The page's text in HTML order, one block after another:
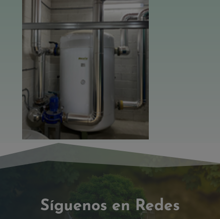
Síguenos en Redes